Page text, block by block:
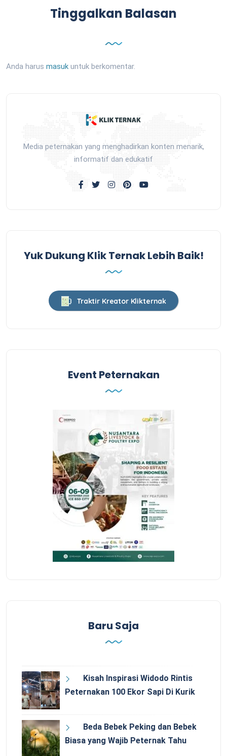
Tinggalkan Balasan
Anda harus masuk untuk berkomentar.
Media peternakan yang menghadirkan konten menarik,
informatif dan edukatif
Yuk Dukung Klik Ternak Lebih Baik!
Traktir Kreator Klikternak
Event Peternakan
Baru Saja
Kisah Inspirasi Widodo Rintis
Peternakan 100 Ekor Sapi Di Kurik
Beda Bebek Peking dan Bebek
Biasa yang Wajib Peternak Tahu